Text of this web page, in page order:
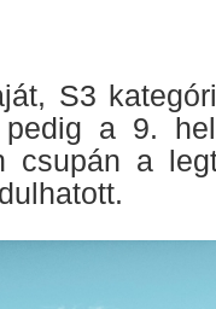
S3
pedig a 9.
csupán a